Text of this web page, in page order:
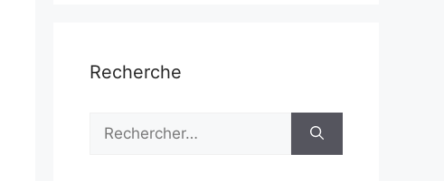
Recherche
Rechercher :